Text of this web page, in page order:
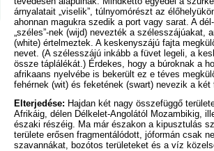
árnyalatait „viselik”, túlnyomórészt az
ahonnan magukra szedik a port vagy sarat. A
„széles”-nek (wijd) nevezték a szélesszájúakat,
(white) értelmeztek. A keskenyszájú fajta
nevet. (A szélesszájú inkább a füvet legeli, a
össze táplálékát.) Érdekes, hogy a búroknak a
afrikaans nyelvébe is bekerült ez e téves
fehérnek (wit) és feketének (swart) nevezik a két
Elterjedése: Hajdan két nagy összefüggő
Afrikáig, délen Délkelet-Angolától Mozambikig,
északi részéig. Ma már északon a kipusztulás
területe erősen fragmentálódott, jóformán csak
szavannákat, bozótos területeket és a víz